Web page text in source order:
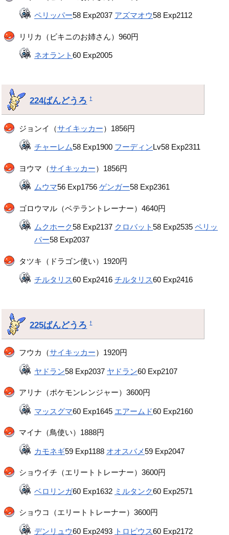
ペリッパー58 Exp2037 アズマオウ58 Exp2112
リリカ（ビキニのお姉さん）960円
ネオラント60 Exp2005
224ばんどうろ †
ジョンイ（サイキッカー）1856円
チャーレム58 Exp1900 フーディンLv58 Exp2311
ヨウマ（サイキッカー）1856円
ムウマ56 Exp1756ゲンガー58 Exp2361
ゴロウマル（ベテラントレーナー）4640円
ムクホーク58 Exp2137 クロバット58 Exp2535ペリッ
パー58 Exp2037
タツキ（ドラゴン使い）1920円
チルタリス60 Exp2416チルタリス60 Exp2416
225ばんどうろ †
フウカ（サイキッカー）1920円
ヤドラン58 Exp2037 ヤドラン60 Exp2107
アリナ（ポケモンレンジャー）3600円
マッスグマ60 Exp1645 エアームド60 Exp2160
マイナ（鳥使い）1888円
カモネギ59 Exp1188 オオスバメ59 Exp2047
ショウイチ（エリートトレーナー）3600円
ベロリンガ60 Exp1632 ミルタンク60 Exp2571
ショウコ（エリートトレーナー）3600円
デンリュウ60 Exp2493 トロピウス60 Exp2172